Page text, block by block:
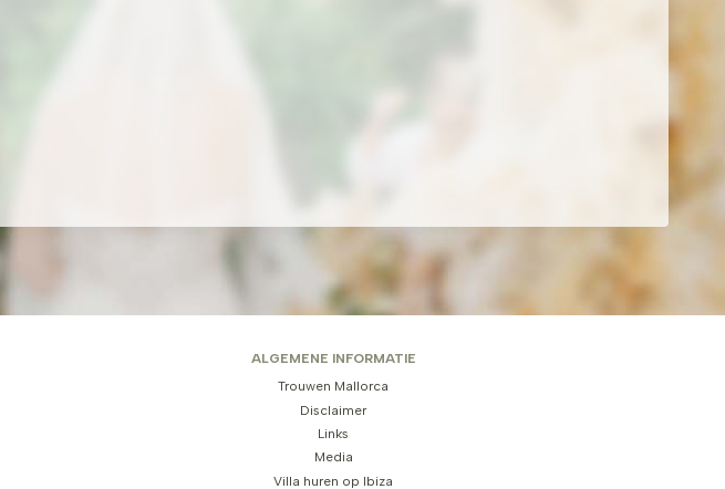
ALGEMENE INFORMATIE
Trouwen Mallorca
Disclaimer
Links
Media
Villa huren op Ibiza